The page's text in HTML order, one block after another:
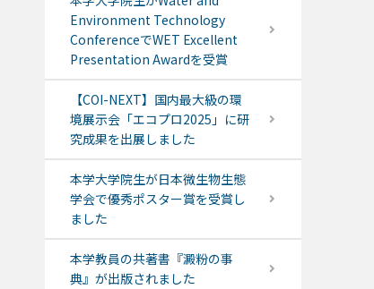
Environment Technology
ConferenceでWET Excellent
Presentation Awardを受賞
【COI-NEXT】国内最大級の環
境展示会「エコプロ2025」に研
究成果を出展しました
本学大学院生が日本微生物生態
学会で優秀ポスター賞を受賞し
ました
本学教員の共著書『澱粉の事
典』が出版されました